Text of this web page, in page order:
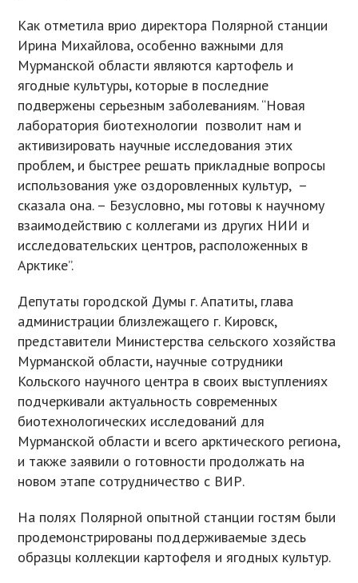
Как отметила врио директора Полярной станции
Ирина Михайлова, особенно важными для
Мурманской области являются картофель и
ягодные культуры, которые в последние
подвержены серьезным заболеваниям. “Новая
лаборатория биотехнологии позволит нам и
активизировать научные исследования этих
проблем, и быстрее решать прикладные вопросы
использования уже оздоровленных культур, –
сказала она. – Безусловно, мы готовы к научному
взаимодействию с коллегами из других НИИ и
исследовательских центров, расположенных в
Арктике”.
Депутаты городской Думы г. Апатиты, глава
администрации близлежащего г. Кировск,
представители Министерства сельского хозяйства
Мурманской области, научные сотрудники
Кольского научного центра в своих выступлениях
подчеркивали актуальность современных
биотехнологических исследований для
Мурманской области и всего арктического региона,
и также заявили о готовности продолжать на
новом этапе сотрудничество с ВИР.
На полях Полярной опытной станции гостям были
продемонстрированы поддерживаемые здесь
образцы коллекции картофеля и ягодных культур.